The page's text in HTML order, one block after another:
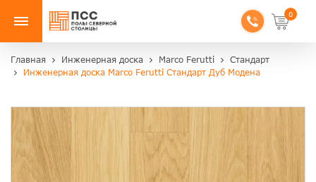
0
Главная Инженерная доска Marco Ferutti
Стандарт
Инженерная доска Marco Ferutti Стандарт Дуб Модена